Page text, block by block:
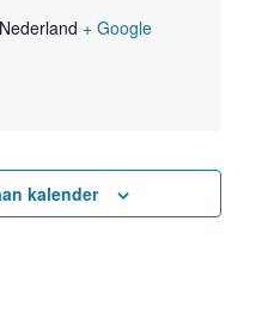
Nederland + Google
kalender